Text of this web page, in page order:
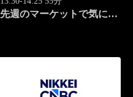
先週のマーケットで気にな